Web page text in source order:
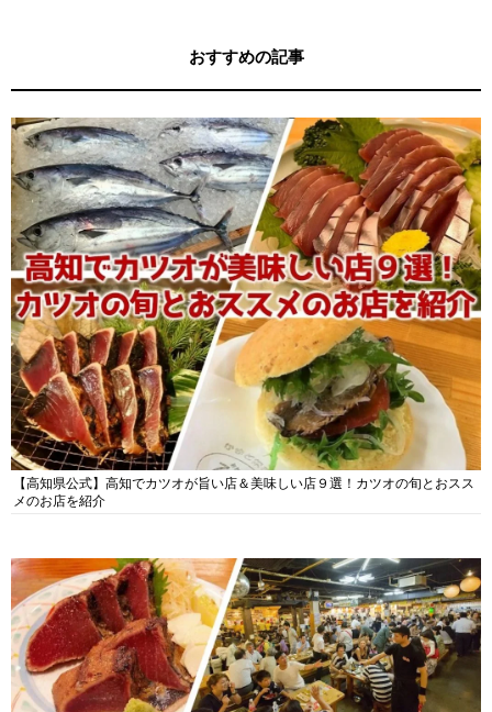
おすすめの記事
【高知県公式】高知でカツオが旨い店＆美味しい店９選！カツオの旬とおスス
メのお店を紹介